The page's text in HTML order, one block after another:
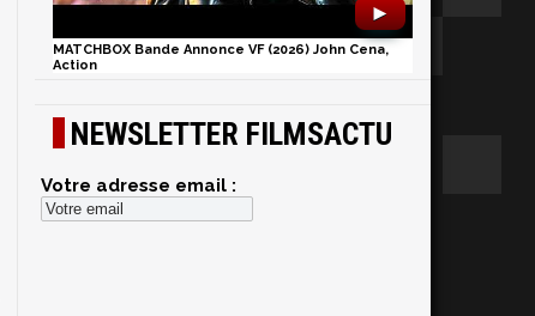
►
MATCHBOX Bande Annonce VF (2026) John Cena,
Action
NEWSLETTER FILMSACTU
Votre adresse email :